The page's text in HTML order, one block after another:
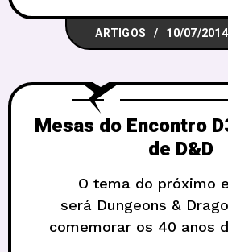
ferramenta digital de
da Trapdoor
ARTIGOS 10/07/2014
Mesas do Encontro
de D&D
O tema do próximo
será Dungeons &
comemorar os 40 anos